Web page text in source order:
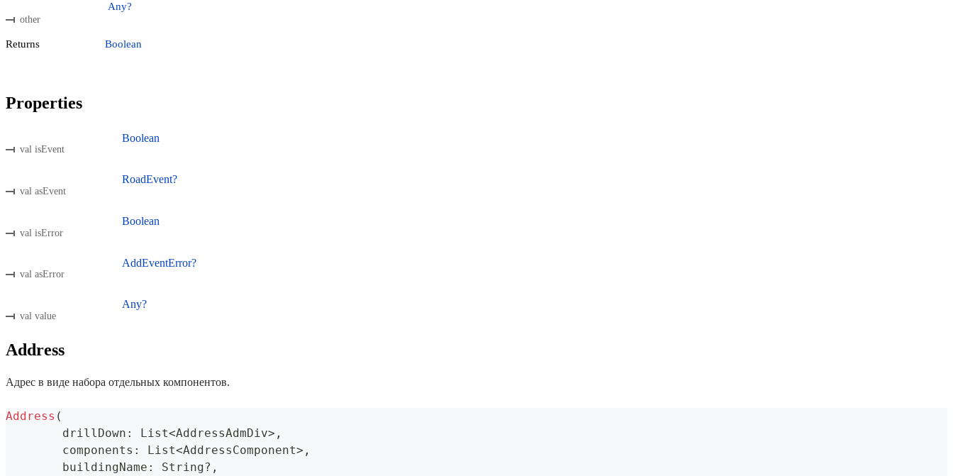
other
Any?
Returns Boolean
Properties
val isEvent
Boolean
val asEvent
RoadEvent?
val isError
Boolean
val asError
AddEventError?
val value
Any?
Address
Адрес в виде набора отдельных компонентов.
Address (
	drillDown
: List<AddressAdmDiv> ,
	components
: List<AddressComponent> ,
	buildingName
: String? ,